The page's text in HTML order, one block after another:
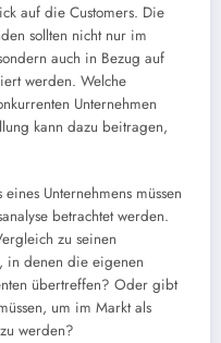
auf die Customers. Die
sollten nicht nur im
auch in Bezug auf
werden. Welche
Unternehmen
kann dazu beitragen,
Unternehmens müssen
betrachtet werden.
zu seinen
in denen die eigenen
übertreffen? Oder gibt
um im Markt als
werden?